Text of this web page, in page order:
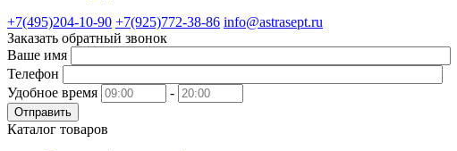
+7(495)204-10-90 +7(925)772-38-86 info@astrasept.ru
Заказать обратный звонок
Ваше имя
Телефон
Удобное время
-
Отправить
Каталог товаров